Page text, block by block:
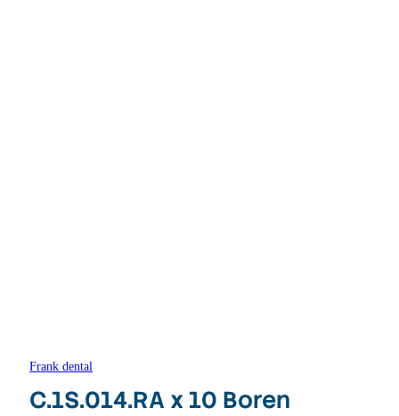
Frank dental
C.1S.014.RA x 10 Boren